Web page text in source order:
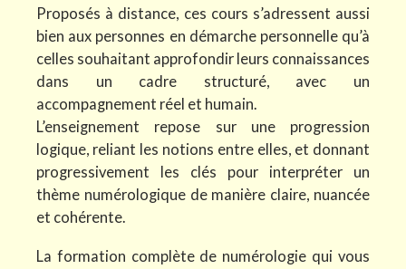
Proposés à distance, ces cours s’adressent aussi
bien aux personnes en démarche personnelle qu’à
celles souhaitant approfondir leurs connaissances
dans un cadre structuré, avec un
accompagnement réel et humain.
L’enseignement repose sur une progression
logique, reliant les notions entre elles, et donnant
progressivement les clés pour interpréter un
thème numérologique de manière claire, nuancée
et cohérente.
La formation complète de numérologie qui vous